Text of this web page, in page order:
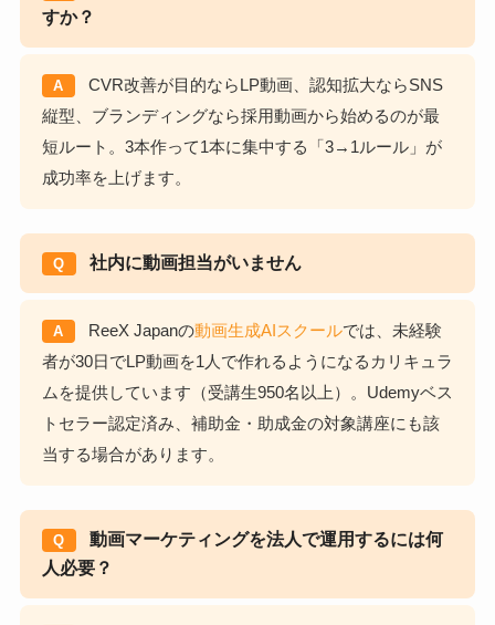
すか？
A
CVR改善が目的ならLP動画、認知拡大ならSNS
縦型、ブランディングなら採用動画から始めるのが最
短ルート。3本作って1本に集中する「3→1ルール」が
成功率を上げます。
Q 社内に動画担当がいません
A ReeX Japanの動画生成AIスクールでは、未経験
者が30日でLP動画を1人で作れるようになるカリキュラ
ムを提供しています（受講生950名以上）。Udemyベス
トセラー認定済み、補助金・助成金の対象講座にも該
当する場合があります。
Q
動画マーケティングを法人で運用するには何
人必要？